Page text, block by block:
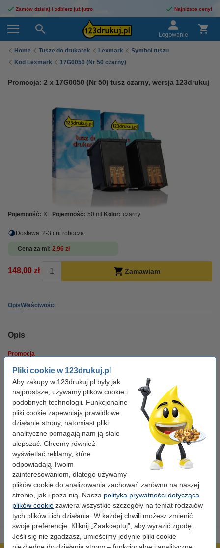
Pliki cookie w 123drukuj.pl
Aby zakupy w 123drukuj.pl były jak
najprostsze, używamy plików cookie i
podobnych technologii. Funkcjonalne
pliki cookie zapewniają prawidłowe
działanie strony, natomiast pliki
analityczne pomagają nam ją stale
ulepszać. Chcemy również
wyświetlać reklamy, które
odpowiadają Twoim
zainteresowaniom, dlatego używamy
plików cookie do analizowania zachowań zarówno na naszej
stronie, jak i poza nią. Nasza polityka prywatności dotycząca
plików cookie zawiera wszystkie szczegóły na temat rodzajów
tych plików i ich działania. W każdej chwili możesz zmienić
swoje preferencje. Kliknij „Zaakceptuj”, aby wyrazić zgodę.
Jeśli się nie zgadzasz, umieścimy jedynie pliki cookie
niezbędne do działania strony – funkcjonalne i analityczne.
Zamów dzisiaj i odbierz już jutro Najniższe ceny!
Logowanie
Home Tusze do drukarek Lexmark
Symbol tuszu
Kod Lexmark
17G0050 (Nr 50 czarny)
Promocja: 2 x 17G0050 (Nr 50) tusz czarny, wersja 123drukuj
Pojemność: XL Pojemność: 50 ml Kolor: czarny
Dostawa: 2-3 dni robocze
Cena za ml 2,96 zł
148,00 zł Zamawiam
OpisWłaściwości
Opis
Promocja
Zamów teraz2 sztuki 17G0050 (Nr 50)
wiecej na Twoim tuszu!
Zamiast 156 zł, płacisz tylko148 zł, czyli tylko 74 zł za sztukę!
Właściwości
Pojemność: XL
Pojemność:
Kolor: czarny